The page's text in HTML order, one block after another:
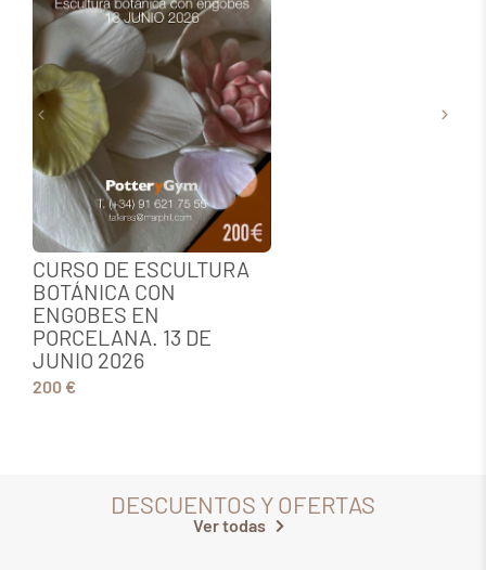
CURSO DE ESCULTURA
BOTÁNICA CON
ENGOBES EN
PORCELANA. 13 DE
JUNIO 2026
200 €
DESCUENTOS Y OFERTAS
Ver todas